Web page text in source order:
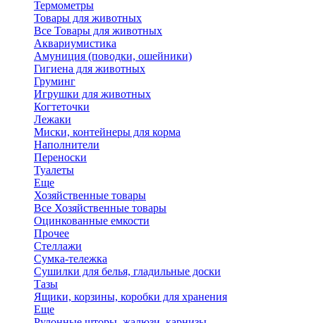
Термометры
Товары для животных
Все Товары для животных
Аквариумистика
Амуниция (поводки, ошейники)
Гигиена для животных
Груминг
Игрушки для животных
Когтеточки
Лежаки
Миски, контейнеры для корма
Наполнители
Переноски
Туалеты
Еще
Хозяйственные товары
Все Хозяйственные товары
Оцинкованные емкости
Прочее
Стеллажи
Сумка-тележка
Сушилки для белья, гладильные доски
Тазы
Ящики, корзины, коробки для хранения
Еще